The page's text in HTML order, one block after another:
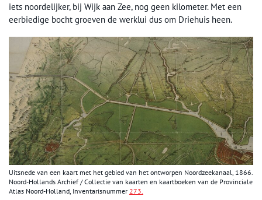
iets noordelijker, bij Wijk aan Zee, nog geen kilometer. Met een
eerbiedige bocht groeven de werklui dus om Driehuis heen.
Uitsnede van een kaart met het gebied van het ontworpen Noordzeekanaal, 1866.
Noord-Hollands Archief / Collectie van kaarten en kaartboeken van de Provinciale
Atlas Noord-Holland, Inventarisnummer 273.